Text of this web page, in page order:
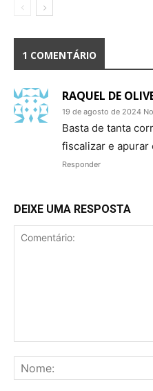
1 COMENTÁRIO
RAQUEL DE
19 de agosto de 2024
Basta de tanta
fiscalizar e apurar
Responder
DEIXE UMA RESPOSTA